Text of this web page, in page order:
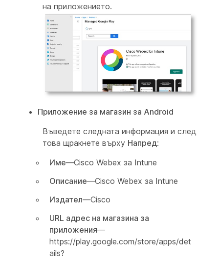
на приложението.
Приложение за магазин за Android
Въведете следната информация и след
това щракнете върху Напред:
Име—Cisco Webex за Intune
Описание—Cisco Webex за Intune
Издател—Cisco
URL адрес на магазина за
приложения—
https://play.google.com/store/apps/det
ails?